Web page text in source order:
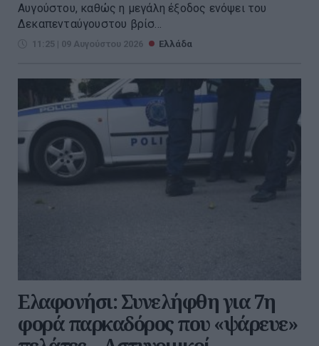
Αυγούστου, καθώς η μεγάλη έξοδος ενόψει του
Δεκαπενταύγουστου βρίσ...
11:25 | 09 Αυγούστου 2026 Ελλάδα
Ελαφονήσι: Συνελήφθη για 7η
φορά παρκαδόρος που «ψάρευε»